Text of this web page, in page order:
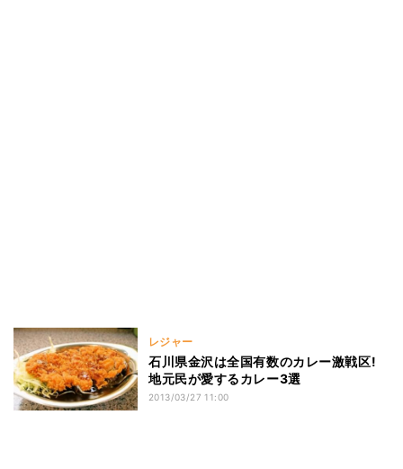
レジャー
石川県金沢は全国有数のカレー激戦区!
地元民が愛するカレー3選
2013/03/27 11:00